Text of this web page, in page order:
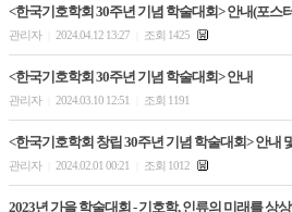
<한국기호학회 30주년 기념 학술대회> 안내(포스
관리자 2024.04.12 13:27 조회 1425
<한국기호학회 30주년 기념 학술대회> 안내
관리자 2024.03.10 12:51 조회 1191
<한국기호학회 창립 30주년 기념 학술대회> 안내
관리자 2024.02.01 00:21 조회 1012
2023년 가을 학술대회 - 기호학, 인류의 미래를 상